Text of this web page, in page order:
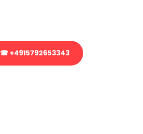
☎ +4915792653343